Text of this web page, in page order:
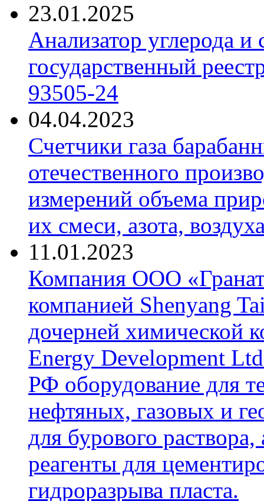
23.01.2025
Анализатор углерода
государственный
93505-24
04.04.2023
Счетчики газа
отечественного
измерений объема
их смеси, азота,
11.01.2023
Компания ООО
компанией Shenyang
дочерней химической
Energy Development
РФ оборудование для
нефтяных, газовых и
для бурового
реагенты для
гидроразрыва пласта.